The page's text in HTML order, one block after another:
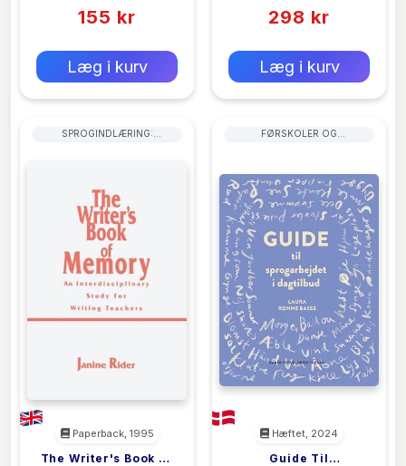
155 kr
Læg i kurv
298 kr
Læg i kurv
SPROGINDLÆRING:
Paperback, 1995
The Writer's Book Of
FØRSKOLER OG
Hæftet, 2024
Guide Til